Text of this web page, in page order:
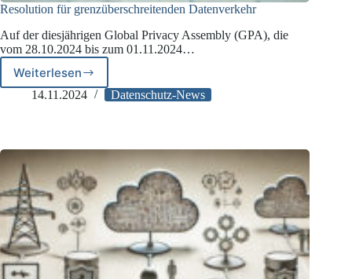
Resolution für grenzüberschreitenden Datenverkehr
Auf der diesjährigen Global Privacy Assembly (GPA), die
vom 28.10.2024 bis zum 01.11.2024…
WeiterlesenResolution
für
14.11.2024 Datenschutz-News